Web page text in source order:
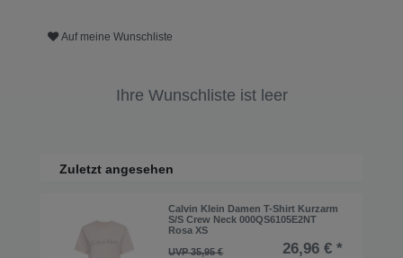
Auf meine Wunschliste
Ihre Wunschliste ist leer
Zuletzt angesehen
Calvin Klein Damen T-Shirt Kurzarm
S/S Crew Neck 000QS6105E2NT
Rosa XS
UVP 35,95 €
26,96 € *